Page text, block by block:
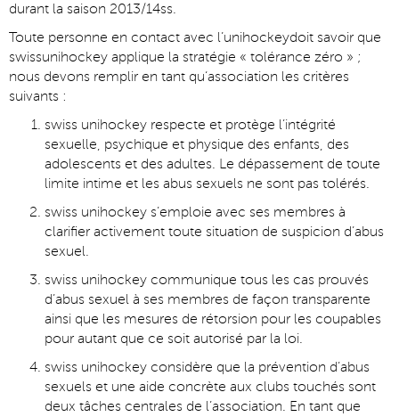
durant la saison 2013/14ss.
Toute personne en contact avec l’unihockeydoit savoir que
swissunihockey applique la stratégie « tolérance zéro » ;
nous devons remplir en tant qu‘association les critères
suivants :
swiss unihockey respecte et protège l’intégrité
sexuelle, psychique et physique des enfants, des
adolescents et des adultes. Le dépassement de toute
limite intime et les abus sexuels ne sont pas tolérés.
swiss unihockey s’emploie avec ses membres à
clarifier activement toute situation de suspicion d’abus
sexuel.
swiss unihockey communique tous les cas prouvés
d’abus sexuel à ses membres de façon transparente
ainsi que les mesures de rétorsion pour les coupables
pour autant que ce soit autorisé par la loi.
swiss unihockey considère que la prévention d’abus
sexuels et une aide concrète aux clubs touchés sont
deux tâches centrales de l’association. En tant que